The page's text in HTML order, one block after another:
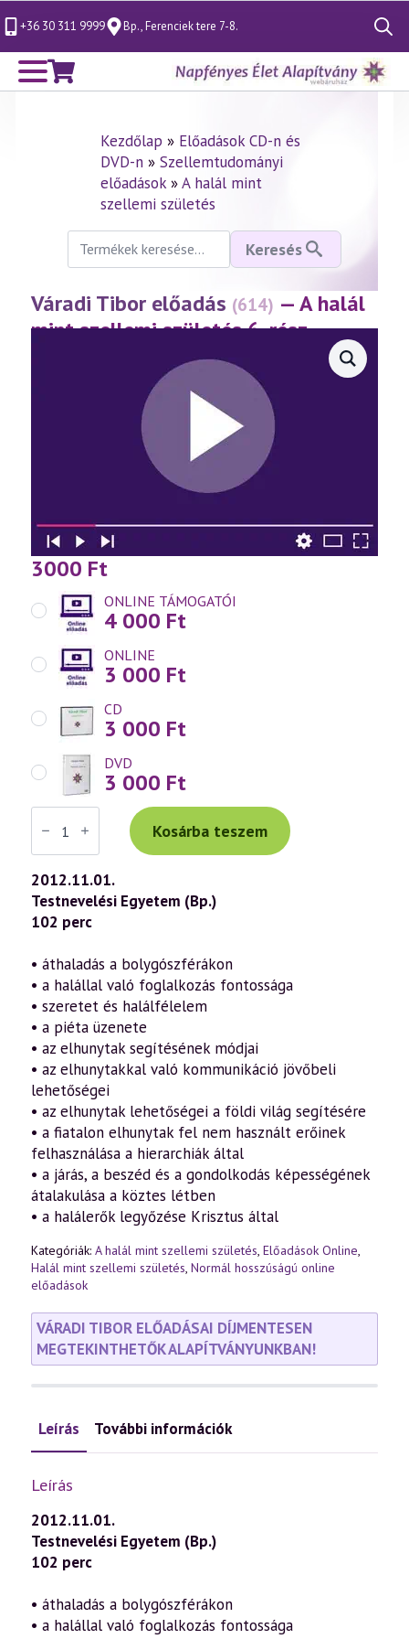
+36 30 311 9999 Bp., Ferenciek tere 7-8.
Search
for:
Kezdőlap » Előadások CD-n és
DVD-n» Szellemtudományi
előadások»A halál mint
szellemi születés
Keresés
következőre:
Keresés
Váradi Tibor előadás (614) — A halál
mint szellemi születés 6. rész
3000 Ft
ONLINE TÁMOGATÓI
4 000 Ft
ONLINE
3 000 Ft
CD
3 000 Ft
DVD
3 000 Ft
Váradi
Tibor
előadás
(614)
—
A
halál
mint
szellemi
6.
rész
(2012.11.01.)
mennyiség
Kosárba teszem
2012.11.01.
Testnevelési Egyetem (Bp.)
102 perc
• áthaladás a bolygószférákon
• a halállal való foglalkozás fontossága
• szeretet és halálfélelem
• a piéta üzenete
• az elhunytak segítésének módjai
• az elhunytakkal való kommunikáció jövőbeli
lehetőségei
• az elhunytak lehetőségei a földi világ segítésére
• a fiatalon elhunytak fel nem használt erőinek
felhasználása a hierarchiák által
• a járás, a beszéd és a gondolkodás képességének
átalakulása a köztes létben
• a halálerők legyőzése Krisztus által
Kategóriák: A halál mint szellemi születés, Előadások Online,
Halál mint szellemi születés, Normál hosszúságú online
előadások
VÁRADI TIBOR ELŐADÁSAI DÍJMENTESEN
MEGTEKINTHETŐK ALAPÍTVÁNYUNKBAN!
Leírás További információk
Leírás
2012.11.01.
Testnevelési Egyetem (Bp.)
102 perc
• áthaladás a bolygószférákon
• a halállal való foglalkozás fontossága